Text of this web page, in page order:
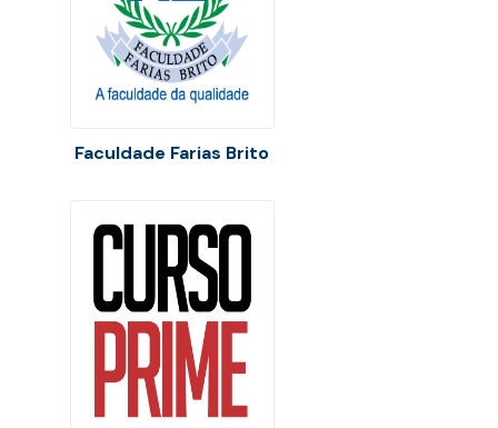
Faculdade Farias Brito